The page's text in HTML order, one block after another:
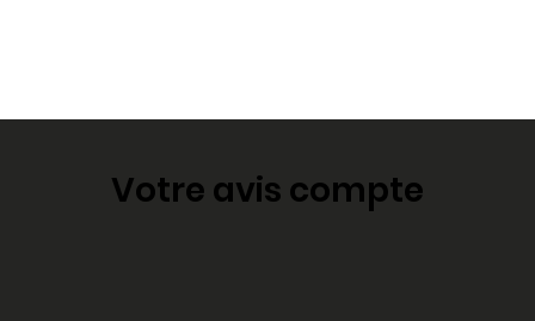
Votre avis compte